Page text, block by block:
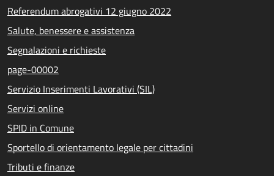
Referendum abrogativi 12 giugno 2022
Salute, benessere e assistenza
Segnalazioni e richieste
page-00002
Servizio Inserimenti Lavorativi (SIL)
Servizi online
SPID in Comune
Sportello di orientamento legale per cittadini
Tributi e finanze